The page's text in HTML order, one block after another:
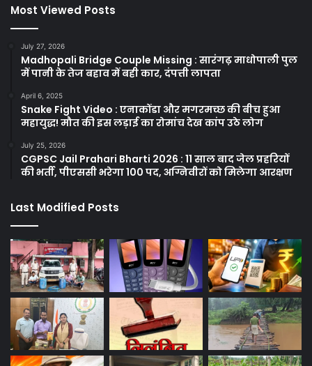
Most Viewed Posts
July 27, 2026
Madhopali Bridge Couple Missing : सारंगढ़ माधोपाली पुल
में पानी के तेज बहाव में बही कार, दंपत्ती लापता
April 6, 2025
Snake Fight Video : एनाकोंडा और मगरमच्छ की बीच हुआ
महायुद्ध! मौत की इस लड़ाई का रोमांच देख कांप उठे लोग
July 25, 2026
CGPSC Jail Prahari Bharti 2026 : 11 साल बाद जेल प्रहरियों
की भर्ती, पीएससी भरेगा 100 पद, अग्निवीरों को मिलेगा आरक्षण
Last Modified Posts